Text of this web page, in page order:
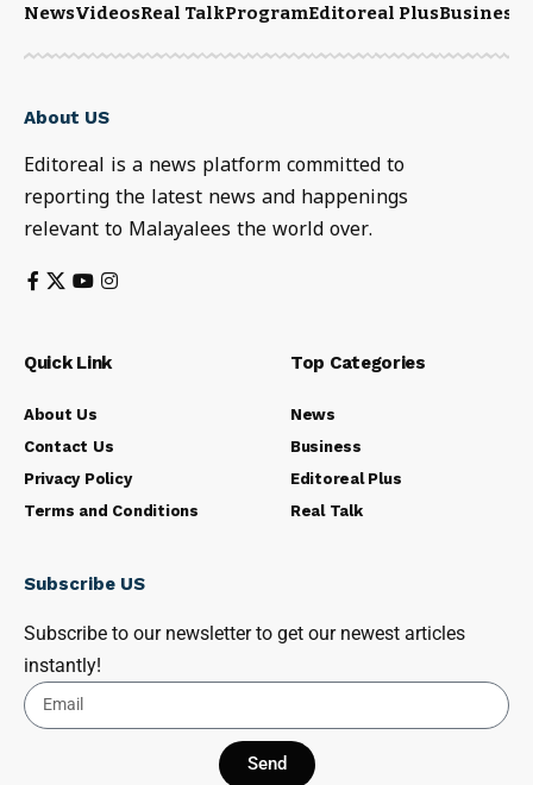
NewsVideosReal TalkProgramEditoreal PlusBusiness
About US
Editoreal is a news platform committed to
reporting the latest news and happenings
relevant to Malayalees the world over.
Quick Link
About Us
Contact Us
Privacy Policy
Terms and Conditions
Top Categories
News
Business
Editoreal Plus
Real Talk
Subscribe US
Subscribe to our newsletter to get our newest articles
instantly!
Send